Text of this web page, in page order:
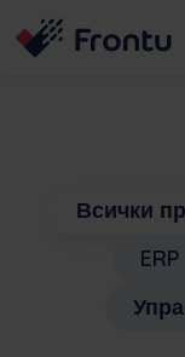
Всички
ERP